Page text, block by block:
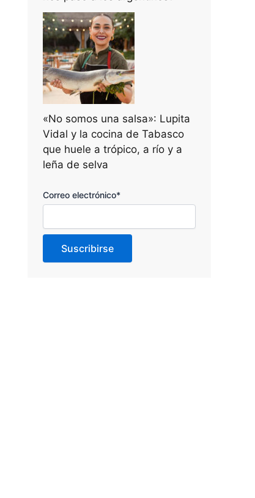
«No somos una salsa»: Lupita
Vidal y la cocina de Tabasco
que huele a trópico, a río y a
leña de selva
Correo electrónico*